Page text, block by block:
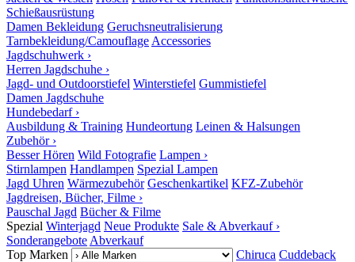
Schießausrüstung
Damen Bekleidung Geruchsneutralisierung
Tarnbekleidung/Camouflage Accessories
Jagdschuhwerk ›
Herren Jagdschuhe ›
Jagd- und Outdoorstiefel Winterstiefel Gummistiefel
Damen Jagdschuhe
Hundebedarf ›
Ausbildung & Training Hundeortung Leinen & Halsungen
Zubehör ›
Besser Hören Wild Fotografie Lampen ›
Stirnlampen Handlampen Spezial Lampen
Jagd Uhren Wärmezubehör Geschenkartikel KFZ-Zubehör
Jagdreisen, Bücher, Filme ›
Pauschal Jagd Bücher & Filme
Spezial Winterjagd Neue Produkte Sale & Abverkauf ›
Sonderangebote Abverkauf
Top Marken
Chiruca Cuddeback